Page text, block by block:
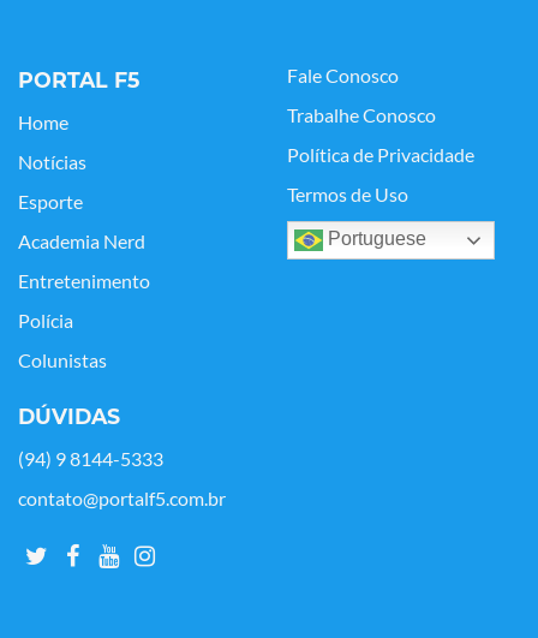
PORTAL F5
Home
Notícias
Esporte
Academia Nerd
Entretenimento
Polícia
Colunistas
Fale Conosco
Trabalhe Conosco
Política de Privacidade
Termos de Uso
Portuguese
DÚVIDAS
(94) 9 8144-5333
contato@portalf5.com.br